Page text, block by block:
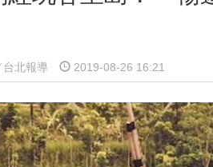
北報導 2019-08-26 16:21